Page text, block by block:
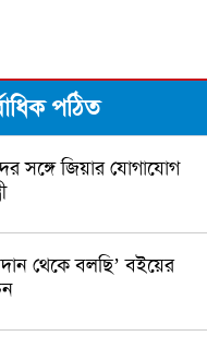
পঠিত
সঙ্গে জিয়ার যোগাযোগ
থেকে বলছি’ বইয়ের